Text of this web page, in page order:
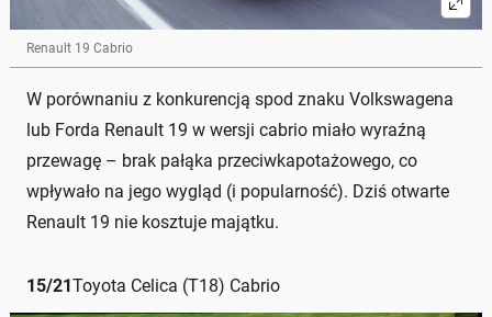
Renault 19 Cabrio
W porównaniu z konkurencją spod znaku Volkswagena
lub Forda Renault 19 w wersji cabrio miało wyraźną
przewagę – brak pałąka przeciwkapotażowego, co
wpływało na jego wygląd (i popularność). Dziś otwarte
Renault 19 nie kosztuje majątku.
15/21Toyota Celica (T18) Cabrio